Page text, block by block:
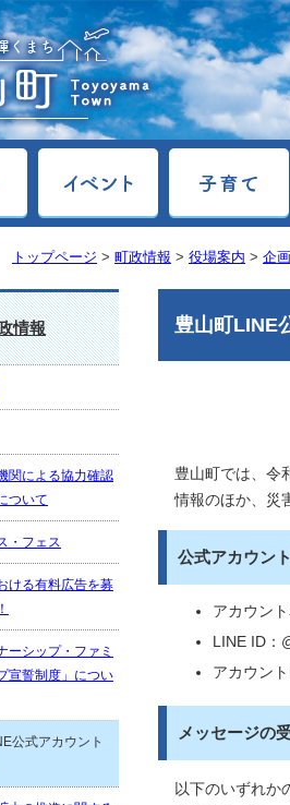
トップページ > 町政情報 > 役場案内 > 企
豊山町LINE
豊山町では、令
情報のほか、災
公式アカウン
アカウント
LINE ID：
アカウン
メッセージの
以下のいずれか
情報
関による協力確認
ついて
・フェス
ける有料広告を募
ーシップ・ファミ
宣誓制度」につい
公式アカウント